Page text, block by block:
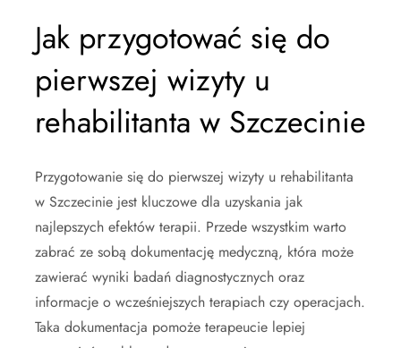
Jak przygotować się do
pierwszej wizyty u
rehabilitanta w Szczecinie
Przygotowanie się do pierwszej wizyty u rehabilitanta
w Szczecinie jest kluczowe dla uzyskania jak
najlepszych efektów terapii. Przede wszystkim warto
zabrać ze sobą dokumentację medyczną, która może
zawierać wyniki badań diagnostycznych oraz
informacje o wcześniejszych terapiach czy operacjach.
Taka dokumentacja pomoże terapeucie lepiej